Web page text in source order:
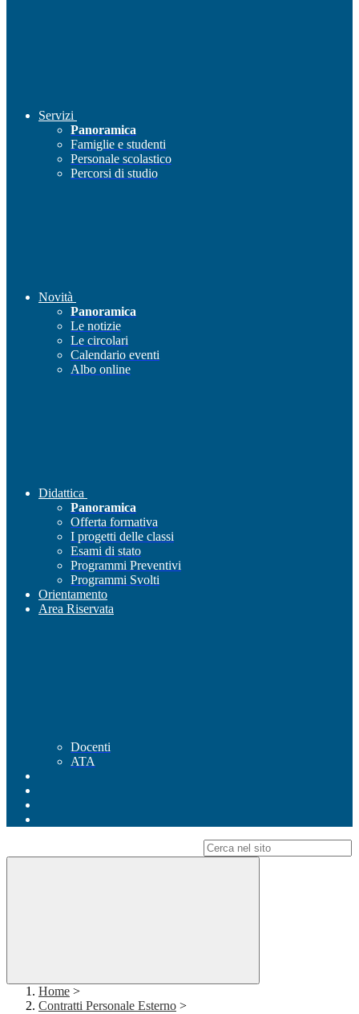
Servizi
Panoramica
Famiglie e studenti
Personale scolastico
Percorsi di studio
Novità
Panoramica
Le notizie
Le circolari
Calendario eventi
Albo online
Didattica
Panoramica
Offerta formativa
I progetti delle classi
Esami di stato
Programmi Preventivi
Programmi Svolti
Orientamento
Area Riservata
Docenti
ATA
Home >
Contratti Personale Esterno >